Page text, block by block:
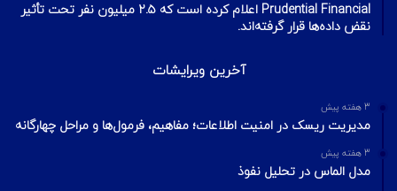
Prudential Financial اعلام کرده است که ۲.۵ میلیون نفر تحت تأثیر
نقض داده‌ها قرار گرفته‌اند.
آخرین ویرایشات
3 هفته پیش
مدیریت ریسک در امنیت اطلاعات؛ مفاهیم، فرمول‌ها و مراحل چهارگانه
3 هفته پیش
مدل الماس در تحلیل نفوذ